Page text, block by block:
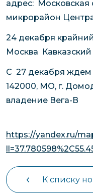
адрес: Московская
микрорайон
24 декабря
Москва Кавказский
С 27 декабря ждем
142000, МО, г.
владение Вега-В
https://yandex.ru/
К списку